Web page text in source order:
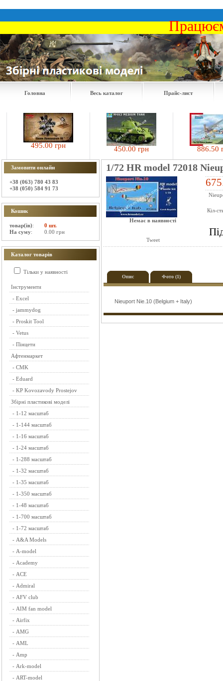
Головна Весь каталог Прайс-лист
495.00 грн 450.00 грн 886.50
Замовити онлайн
+38 (063) 780 43 83
+38 (050) 584 91 73
Кошик
товар(ів):
0 шт.
На суму: 0.00 грн
Каталог товарів
Тільки у наявності
Інструменти
- Excel
- jammydog
- Proskit Tool
- Vetus
- Пінцети
Афтенмаркет
- CMK
- Eduard
- KP Kovozavody Prostejov
Збірні пластикові моделі
- 1-12 масштаб
- 1-144 масштаб
- 1-16 масштаб
- 1-24 масштаб
- 1-288 масштаб
- 1-32 масштаб
- 1-35 масштаб
- 1-350 масштаб
- 1-48 масштаб
- 1-700 масштаб
- 1-72 масштаб
- A&A Models
- A-model
- Academy
- ACE
- Admiral
- AFV club
- AIM fan model
- Airfix
- AMG
- AML
- Amp
- Ark-model
- ART-model
1/72 HR model 72018
Немає в наявності
Tweet
Кіл-
Опис Фото (1)
Nieuport Nie.10 (Belgium + Italy)